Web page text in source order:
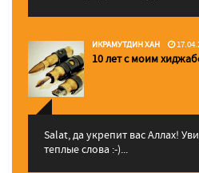
ИКРАМУТДИН ХАН
10 лет с моим
Salat, да укрепит вас Аллаx!
теплые слова :-)...